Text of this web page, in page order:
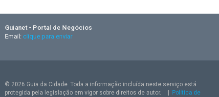
Guianet - Portal de Negócios
Email: clique para enviar
© 2026 Guia da Cidade. Toda a informação incluída neste serviço está
protegida pela legislação em vigor sobre direitos de autor.
Política de